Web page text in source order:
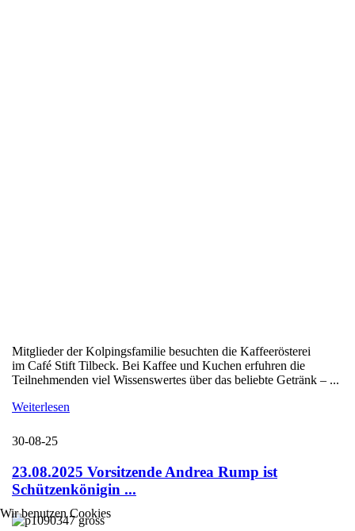
Mitglieder der Kolpingsfamilie besuchten die Kaffeerösterei
im Café Stift Tilbeck. Bei Kaffee und Kuchen erfuhren die
Teilnehmenden viel Wissenswertes über das beliebte Getränk – ...
Weiterlesen
30-08-25
23.08.2025 Vorsitzende Andrea Rump ist
Schützenkönigin ...
Wir benutzen Cookies